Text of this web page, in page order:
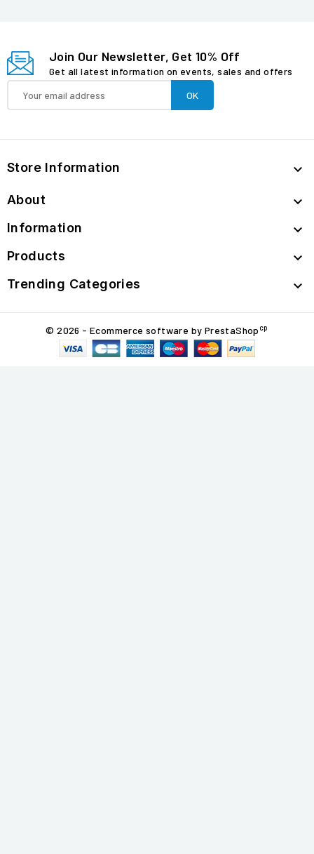
Join Our Newsletter, Get 10% Off
Get all latest information on events, sales and offers
Store Information 
About 
Information 
Products 
Trending Categories 
© 2026 - Ecommerce software by PrestaShop cp